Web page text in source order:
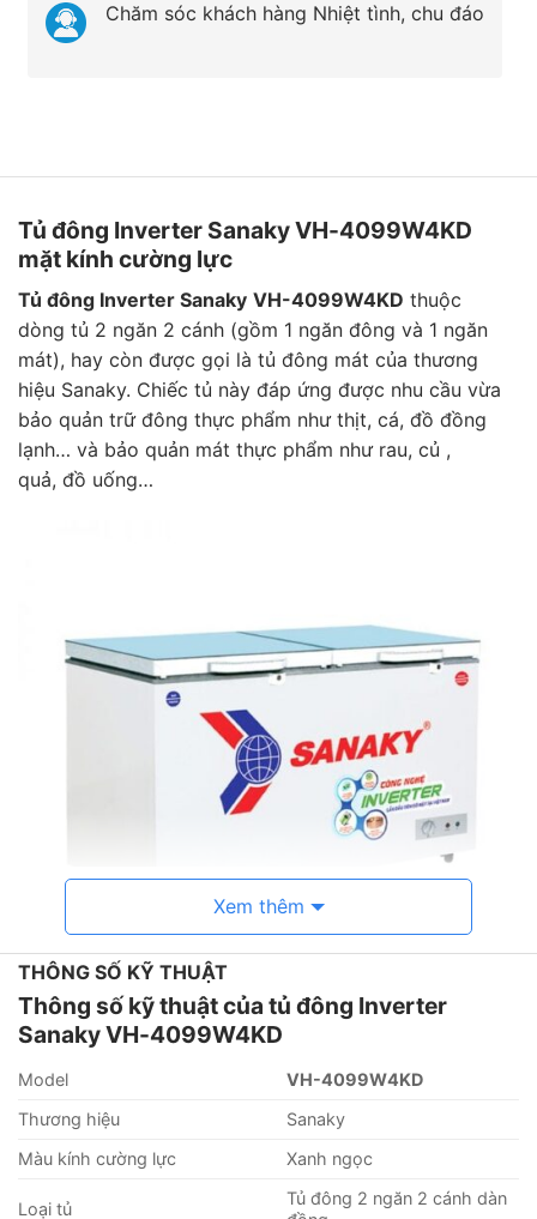
Chăm sóc khách hàng Nhiệt tình, chu đáo
Tủ đông Inverter Sanaky VH-4099W4KD
mặt kính cường lực
Tủ đông Inverter Sanaky VH-4099W4KD thuộc
dòng tủ 2 ngăn 2 cánh (gồm 1 ngăn đông và 1 ngăn
mát), hay còn được gọi là tủ đông mát của thương
hiệu Sanaky. Chiếc tủ này đáp ứng được nhu cầu vừa
bảo quản trữ đông thực phẩm như thịt, cá, đồ đồng
lạnh… và bảo quản mát thực phẩm như rau, củ ,
quả, đồ uống…
sáng bóng , rất sang trọng phù hợp với mọi không
gian nhà bếp hay cửa hàng nào
Xem thêm
THÔNG SỐ KỸ THUẬT
Thông số kỹ thuật của tủ đông Inverter
Sanaky VH-4099W4KD
Model
VH-4099W4KD
Thương hiệu
Sanaky
Màu kính cường lực
Xanh ngọc
Loại tủ
Tủ đông 2 ngăn 2 cánh dàn